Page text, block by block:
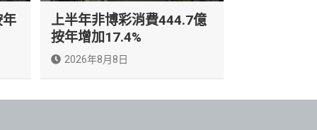
上半年非博彩消費444.7億
按年增加17.4%
2026年8月8日